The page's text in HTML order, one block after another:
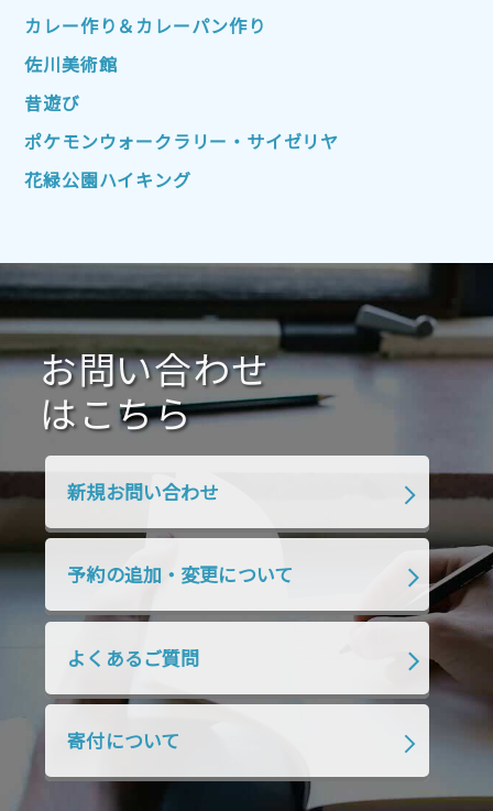
2022年10月 2022年9月
2022年7月
2022年4月
2022年1月 2021年12月 2021年11月
2021年10月 2021年9月
2021年1月 2020年12月 2020年11月
2020年10月 2020年9月 2020年8月
2020年7月 2020年6月 2020年5月
2020年4月 2020年3月 2020年2月
2019年10月 2019年9月
2018年7月 2018年6月
2018年4月 2018年3月 2018年2月
2018年1月 2017年12月
2017年10月 2017年9月 2017年8月
カレー作り＆カレーパン作り
佐川美術館
昔遊び
ポケモンウォークラリー・サイゼリヤ
花緑公園ハイキング
お問い合わせ
はこちら
新規お問い合わせ
予約の追加・変更について
よくあるご質問
寄付について